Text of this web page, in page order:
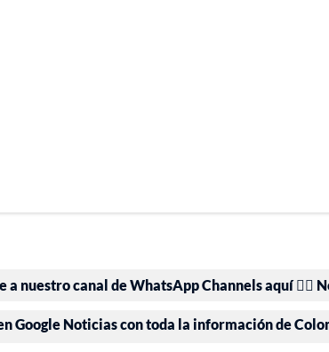
a nuestro canal de WhatsApp Channels aquí 👉🏻
Google Noticias con toda la información de